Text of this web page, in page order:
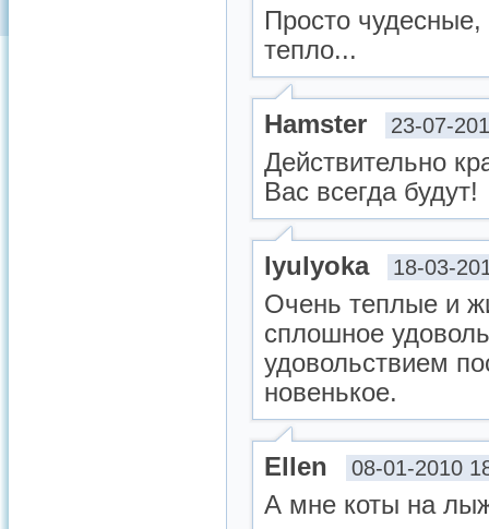
Просто
тепло...
Hamster 23-07-
Действительно
Вас всегда будут!
lyulyoka 18-03-
Очень теплые и
сплошное
удовольствием
новенькое.
Ellen 08-01-2010
А мне коты на